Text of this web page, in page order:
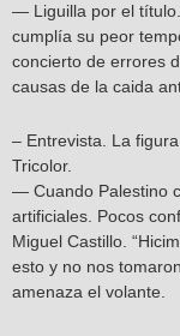
— Liguilla por el
cumplía su peor
concierto de errores
causas de la caida
– Entrevista. La
Tricolor.
— Cuando Palestino
artificiales. Pocos
Miguel Castillo.
esto y no nos
amenaza el volante.